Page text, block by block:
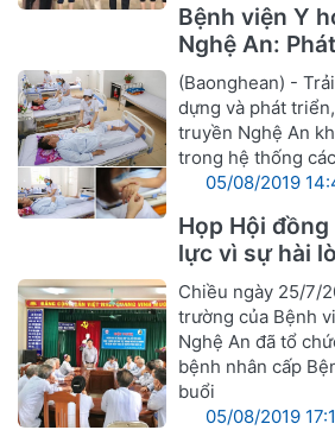
Bệnh viện Y
Nghệ An:
khoa Y, Dược
(Baonghean) -
dựng và phát
truyền Nghệ An
trong hệ thống
05/08/2019
Họp Hội
lực vì sự hài
bệnh
Chiều ngày 25/7/
trường của Bệnh
Nghệ An đã tổ
bệnh nhân cấp
buổi
05/08/2019